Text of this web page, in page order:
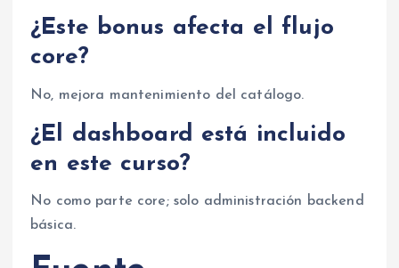
¿Este bonus afecta el flujo
core?
No, mejora mantenimiento del catálogo.
¿El dashboard está incluido
en este curso?
No como parte core; solo administración backend
básica.